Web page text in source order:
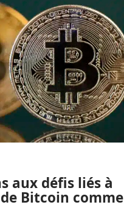
aux défis liés à
Bitcoin comme